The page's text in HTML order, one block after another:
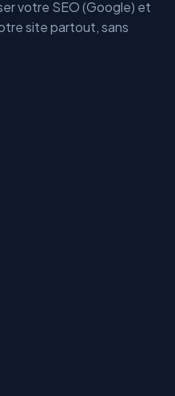
votre SEO (Google) et
site partout, sans